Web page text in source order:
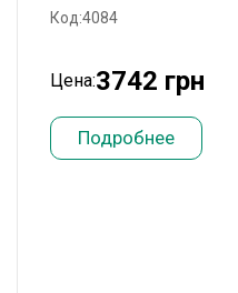
Код:4084
Цена:3742 грн
Подробнее